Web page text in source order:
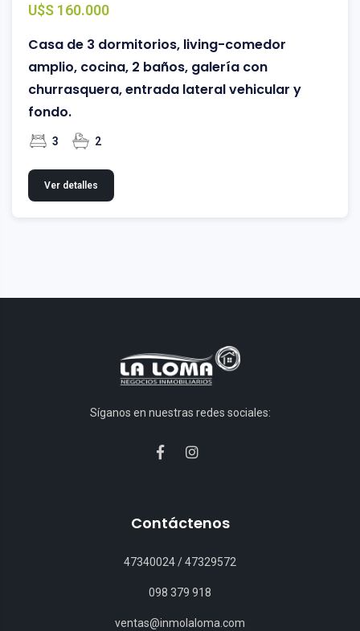
U$S 160.000
Casa de 3 dormitorios, living-comedor
amplio, cocina, 2 baños, galería con
churrasquera, entrada lateral vehicular y
fondo.
3 2
Ver detalles
Síganos en nuestras redes sociales:
Contáctenos
47340024/47329572
098 379 918
ventas@inmolaloma.com